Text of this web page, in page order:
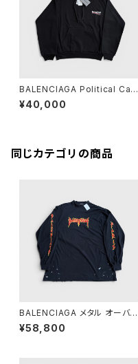
BALENCIAGA Political Cam
paign Logo Hoodie Black
XS
¥40,000
同じカテゴリの商品
BALENCIAGA メタル オーバー
サイズ ロングスリーブ Tシャツ
ブラック 4
¥58,800